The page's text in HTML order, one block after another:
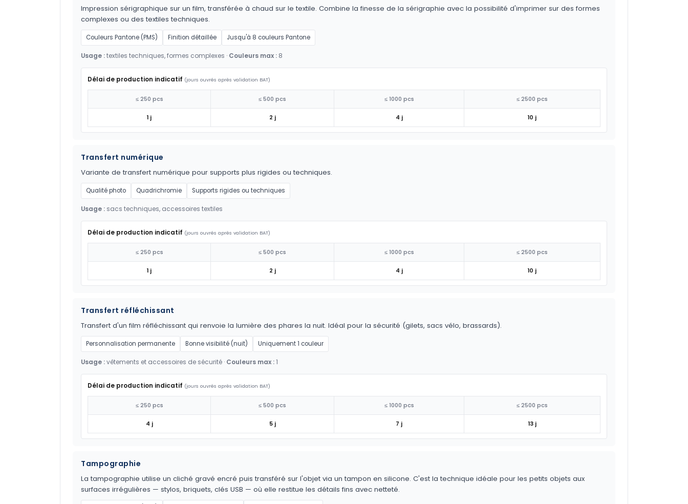
Impression sérigraphique sur un film, transférée à chaud sur le textile. Combine la finesse de la sérigraphie avec la possibilité d'imprimer sur des formes
complexes ou des textiles techniques.
Couleurs Pantone (PMS) Finition détaillée Jusqu'à 8 couleurs Pantone
Usage :textiles techniques, formes complexes · Couleurs max : 8
Délai de production indicatif (jours ouvrés après validation BAT)
≤ 250 pcs ≤ 500 pcs ≤ 1000 pcs ≤ 2500 pcs
1 j 2 j 4 j 10 j
Transfert numérique
Variante de transfert numérique pour supports plus rigides ou techniques.
Qualité photo Quadrichromie Supports rigides ou techniques
Usage : sacs techniques, accessoires textiles
Délai de production indicatif (jours ouvrés après validation BAT)
≤ 250 pcs ≤ 500 pcs ≤ 1000 pcs ≤ 2500 pcs
1 j 2 j 4 j 10 j
Transfert réfléchissant
Transfert d'un film réfléchissant qui renvoie la lumière des phares la nuit. Idéal pour la sécurité (gilets, sacs vélo, brassards).
Personnalisation permanente Bonne visibilité (nuit) Uniquement 1 couleur
Usage :vêtements et accessoires de sécurité · Couleurs max :1
Délai de production indicatif (jours ouvrés après validation BAT)
≤ 250 pcs ≤ 500 pcs ≤ 1000 pcs ≤ 2500 pcs
4 j 5 j 7 j 13 j
Tampographie
La tampographie utilise un cliché gravé encré puis transféré sur l'objet via un tampon en silicone. C'est la technique idéale pour les petits objets aux
surfaces irrégulières — stylos, briquets, clés USB — où elle restitue les détails fins avec netteté.